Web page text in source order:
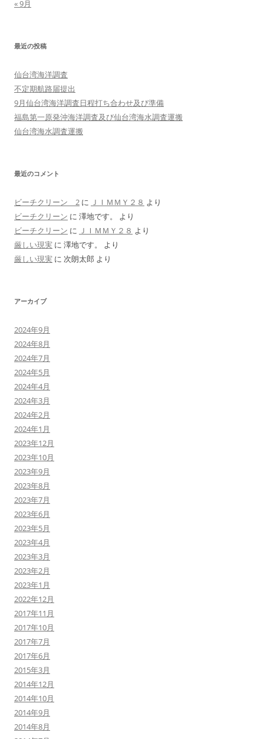
« 9月
最近の投稿
仙台湾海洋調査
不定期航路届提出
9月仙台湾海洋調査日程打ち合わせ及び準備
福島第一原発沖海洋調査及び仙台湾海水調査運搬
仙台湾海水調査運搬
最近のコメント
ビーチクリーン 2 に ＪＩＭＭＹ２８ より
ビーチクリーン に 澤地です。
より
ビーチクリーン に ＪＩＭＭＹ２８ より
厳しい現実 に 澤地です。
より
厳しい現実 に 次朗太郎 より
アーカイブ
2024年9月
2024年8月
2024年7月
2024年5月
2024年4月
2024年3月
2024年2月
2024年1月
2023年12月
2023年10月
2023年9月
2023年8月
2023年7月
2023年6月
2023年5月
2023年4月
2023年3月
2023年2月
2023年1月
2022年12月
2017年11月
2017年10月
2017年7月
2017年6月
2015年3月
2014年12月
2014年10月
2014年9月
2014年8月